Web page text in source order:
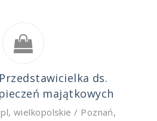
ds.
majątkowych
, wielkopolskie / Poznań,